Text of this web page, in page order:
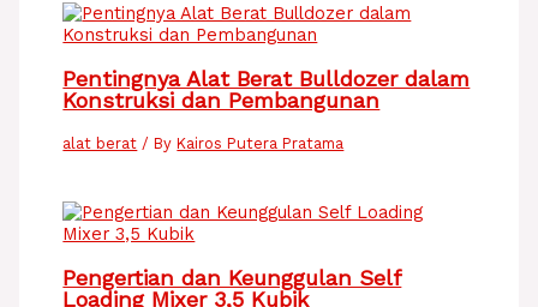
Pentingnya Alat Berat Bulldozer dalam
Konstruksi dan Pembangunan
alat berat / ByKairos Putera Pratama
Pengertian dan Keunggulan Self
Loading Mixer 3,5 Kubik